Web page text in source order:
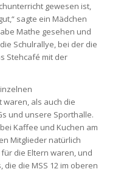
gewesen ist,
sagte ein Mädchen
Mathe gesehen und
Schulrallye, bei der die
Stehcafé mit der
waren, als auch die
und unsere Sporthalle.
Kaffee und Kuchen am
Mitglieder natürlich
die Eltern waren, und
die MSS 12 im oberen